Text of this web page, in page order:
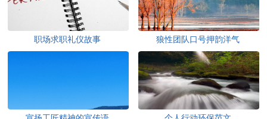
职场求职礼仪故事 狼性团队口号押韵洋气